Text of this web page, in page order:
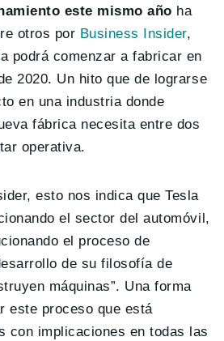
este mismo año ha
otros por Business Insider,
podrá comenzar a fabricar en
2020. Un hito que de lograrse
en una industria donde
fábrica necesita entre dos
operativa.
esto nos indica que Tesla
el sector del automóvil,
el proceso de
de su filosofía de
máquinas”. Una forma
este proceso que está
con implicaciones en todas las